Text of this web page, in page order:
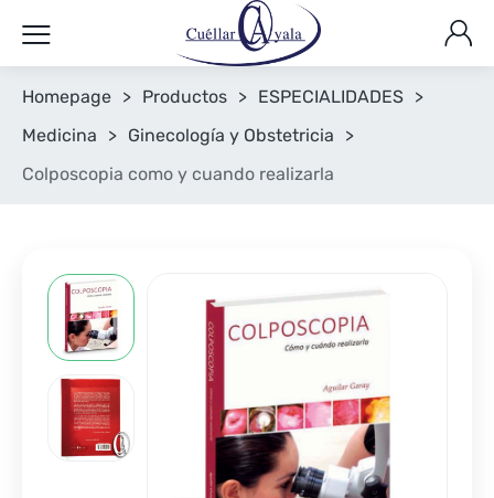
Homepage > Productos > ESPECIALIDADES >
Medicina
> Ginecología y Obstetricia
>
Colposcopia como y cuando realizarla